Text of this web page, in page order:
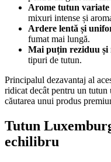
Arome tutun variate
mixuri intense și
Ardere lentă și
fumat mai lungă.
Mai puțin reziduu și
tipuri de tutun.
Principalul dezavantaj al
ridicat decât pentru un tutun
căutarea unui produs
Tutun
echilibru